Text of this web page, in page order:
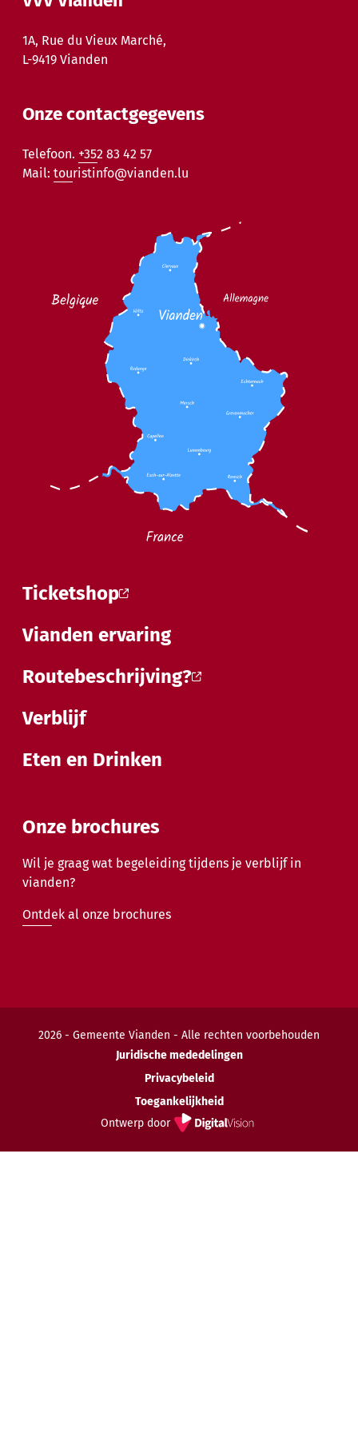
1A, Rue du Vieux Marché,
L-9419 Vianden
Onze contactgegevens
Telefoon. +352 83 42 57
Mail: touristinfo@vianden.lu
Ticketshop
Vianden ervaring
Routebeschrijving?
Verblijf
Eten en Drinken
Onze brochures
Wil je graag wat begeleiding tijdens je verblijf in
vianden?
Ontdek al onze brochures
2026 - Gemeente Vianden - Alle rechten voorbehouden
Juridische mededelingen
Privacybeleid
Toegankelijkheid
Ontwerp door